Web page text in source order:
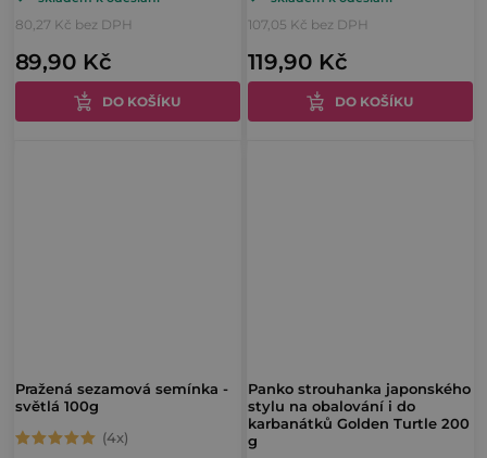
produktu
je
5,0
z
80,27 Kč bez DPH
89,90 Kč
DO KOŠÍKU
produktu
je
5,0
z
107,05 Kč bez DPH
119,90 Kč
DO KOŠÍKU
Pražená sezamová semínka -
světlá 100g
Průměrné
Panko strouhanka japonského
stylu na obalování i do
karbanátků Golden Turtle 200
g